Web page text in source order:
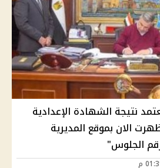
نتيجة الشهادة الإعدادية
85.2% وظهرت الان بموقع المديرية
الجلوس"